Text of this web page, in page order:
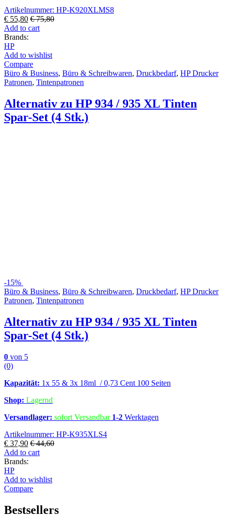
Artikelnummer: HP-K920XLMS8
€ 55,80 €75,80
Add to cart
Brands:
HP
Add to wishlist
Compare
Büro & Business, Büro & Schreibwaren, Druckbedarf, HP Drucker
Patronen, Tintenpatronen
Alternativ zu HP 934 / 935 XL Tinten
Spar-Set (4 Stk.)
-15%
Büro & Business, Büro & Schreibwaren, Druckbedarf, HP Drucker
Patronen, Tintenpatronen
Alternativ zu HP 934 / 935 XL Tinten
Spar-Set (4 Stk.)
0 von 5
(0)
Kapazität: 1x 55 & 3x 18ml / 0,73 Cent 100 Seiten
Shop: Lagernd
Versandlager: sofort Versandbar 1-2 Werktagen
Artikelnummer: HP-K935XLS4
€ 37,90 €44,60
Add to cart
Brands:
HP
Add to wishlist
Compare
Bestsellers